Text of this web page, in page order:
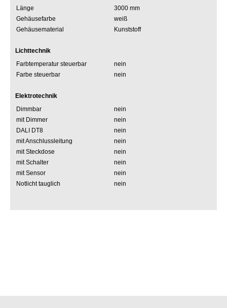
Länge
3000 mm
Gehäusefarbe
weiß
Gehäusematerial
Kunststoff
Lichttechnik
Farbtemperatur steuerbar
nein
Farbe steuerbar
nein
Elektrotechnik
Dimmbar
nein
mit Dimmer
nein
DALI DT8
nein
mit Anschlussleitung
nein
mit Steckdose
nein
mit Schalter
nein
mit Sensor
nein
Notlicht tauglich
nein